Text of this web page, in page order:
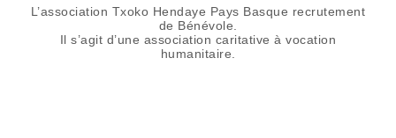
L’association Txoko Hendaye Pays Basque recrutement
de Bénévole.
Il s’agit d’une association caritative à vocation
humanitaire.